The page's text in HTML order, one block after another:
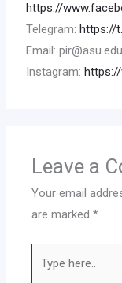
https://
Telegram: https://
Email:
Instagram:
Leave a
Your email
are marked*
here..